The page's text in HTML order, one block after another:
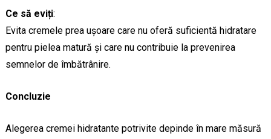
Ce să eviți:
Evita cremele prea ușoare care nu oferă suficientă hidratare
pentru pielea matură și care nu contribuie la prevenirea
semnelor de îmbătrânire.
Concluzie
Alegerea cremei hidratante potrivite depinde în mare măsură